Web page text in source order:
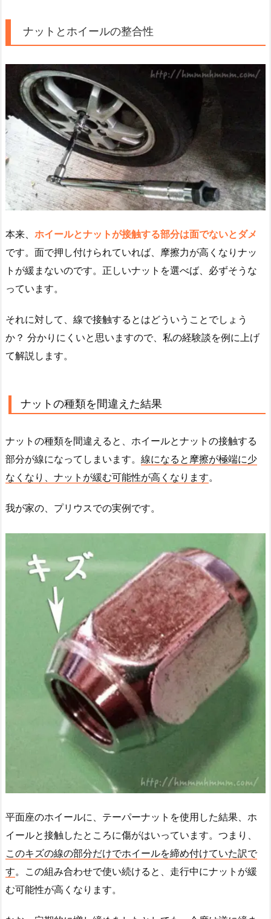
ナットとホイールの整合性
本来、 ホイールとナットが接触する部分は面でないとダメ
です。面で押し付けられていれば、摩擦力が高くなりナッ
トが緩まないのです。正しいナットを選べば、必ずそうな
っています。
それに対して、線で接触するとはどういうことでしょう
か？ 分かりにくいと思いますので、私の経験談を例に上げ
て解説します。
ナットの種類を間違えた結果
ナットの種類を間違えると、ホイールとナットの接触する
部分が線になってしまいます。 線になると摩擦が極端に少
なくなり、ナットが緩む可能性が高くなります。
我が家の、プリウスでの実例です。
平面座のホイールに、テーパーナットを使用した結果、ホ
イールと接触したところに傷がはいっています。つまり、
このキズの線の部分だけでホイールを締め付けていた訳で
す。この組み合わせで使い続けると、走行中にナットが緩
む可能性が高くなります。